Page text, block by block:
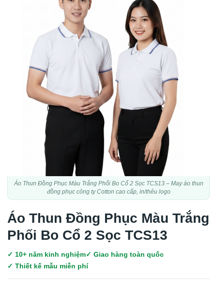
Áo Thun Đồng Phục Màu Trắng Phối Bo Cổ 2 Sọc TCS13 – May áo thun
đồng phục công ty Cotton cao cấp, in/thêu logo
Áo Thun Đồng Phục Màu Trắng
Phối Bo Cổ 2 Sọc TCS13
✓ 10+ năm kinh nghiệm✓ Giao hàng toàn quốc
✓ Thiết kế mẫu miễn phí